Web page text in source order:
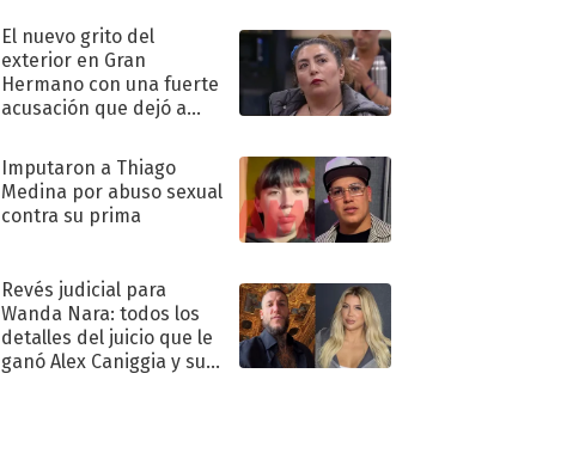
El nuevo grito del
exterior en Gran
Hermano con una fuerte
acusación que dejó a
"Traidora"
Imputaron a Thiago
Medina por abuso sexual
contra su prima
Revés judicial para
Wanda Nara: todos los
detalles del juicio que le
ganó Alex Caniggia y sus